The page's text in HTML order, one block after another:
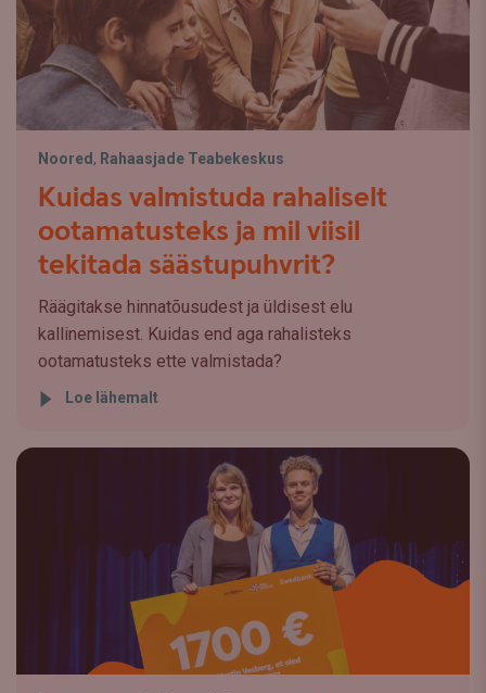
Noored , Rahaasjade Teabekeskus
Kuidas valmistuda rahaliselt
ootamatusteks ja mil viisil
tekitada säästupuhvrit?
Räägitakse hinnatõusudest ja üldisest elu
kallinemisest. Kuidas end aga rahalisteks
ootamatusteks ette valmistada?
Loe lähemalt